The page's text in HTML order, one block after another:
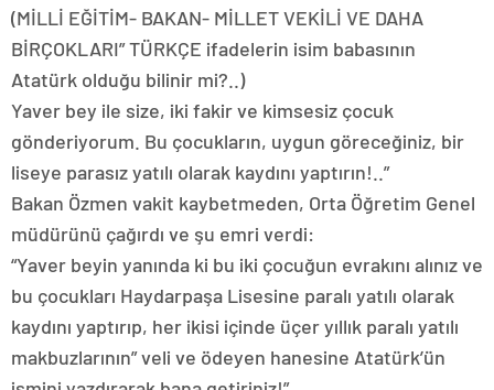
(MİLLİ EĞİTİM- BAKAN- MİLLET VEKİLİ VE DAHA
BİRÇOKLARI” TÜRKÇE ifadelerin isim babasının
Atatürk olduğu bilinir mi?..)
Yaver bey ile size, iki fakir ve kimsesiz çocuk
gönderiyorum. Bu çocukların, uygun göreceğiniz, bir
liseye parasız yatılı olarak kaydını yaptırın!..”
Bakan Özmen vakit kaybetmeden, Orta Öğretim Genel
müdürünü çağırdı ve şu emri verdi:
“Yaver beyin yanında ki bu iki çocuğun evrakını alınız ve
bu çocukları Haydarpaşa Lisesine paralı yatılı olarak
kaydını yaptırıp, her ikisi içinde üçer yıllık paralı yatılı
makbuzlarının” veli ve ödeyen hanesine Atatürk’ün